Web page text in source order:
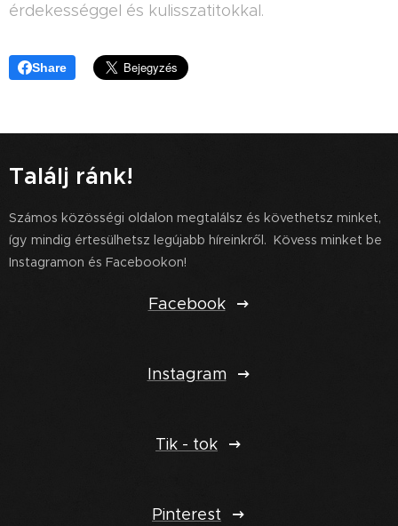
érdekességgel és kulisszatitokkal.
Share
Találj ránk!
Számos közösségi oldalon megtalálsz és követhetsz minket,
így mindig értesülhetsz legújabb híreinkről. Kövess minket be
Instagramon és Facebookon!
Facebook
Instagram
Tik - tok
Pinterest